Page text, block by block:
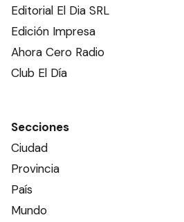
Editorial El Dia SRL
Edición Impresa
Ahora Cero Radio
Club El Día
Secciones
Ciudad
Provincia
País
Mundo